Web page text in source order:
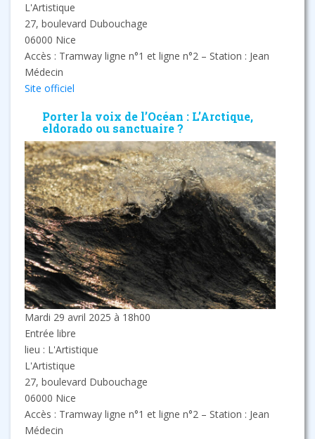
L'Artistique
27, boulevard Dubouchage
06000 Nice
Accès : Tramway ligne n°1 et ligne n°2 – Station : Jean
Médecin
Site officiel
Porter la voix de l’Océan : L’Arctique,
eldorado ou sanctuaire ?
Mardi 29 avril 2025 à 18h00
Entrée libre
lieu : L'Artistique
L'Artistique
27, boulevard Dubouchage
06000 Nice
Accès : Tramway ligne n°1 et ligne n°2 – Station : Jean
Médecin